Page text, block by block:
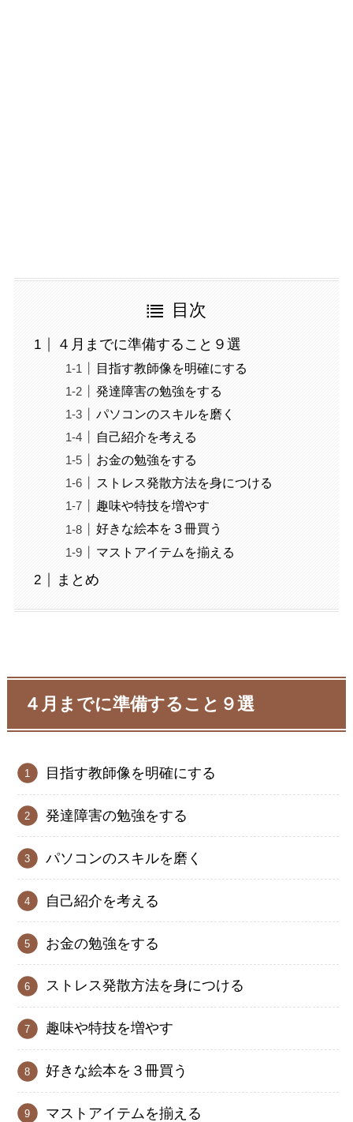
目次
４月までに準備すること９選
目指す教師像を明確にする
発達障害の勉強をする
パソコンのスキルを磨く
自己紹介を考える
お金の勉強をする
ストレス発散方法を身につける
趣味や特技を増やす
好きな絵本を３冊買う
マストアイテムを揃える
まとめ
４月までに準備すること９選
目指す教師像を明確にする
発達障害の勉強をする
パソコンのスキルを磨く
自己紹介を考える
お金の勉強をする
ストレス発散方法を身につける
趣味や特技を増やす
好きな絵本を３冊買う
マストアイテムを揃える